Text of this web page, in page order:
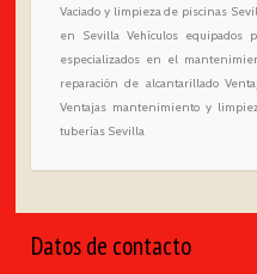
Vaciado y limpieza de piscinas
en Sevilla Vehículos equipados
especializados en el
reparación de alcantarillado
Ventajas mantenimiento y
tuberías Sevilla
Datos de contacto